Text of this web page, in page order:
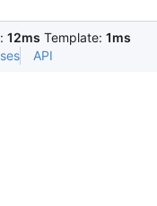
12ms Template: 1ms
API